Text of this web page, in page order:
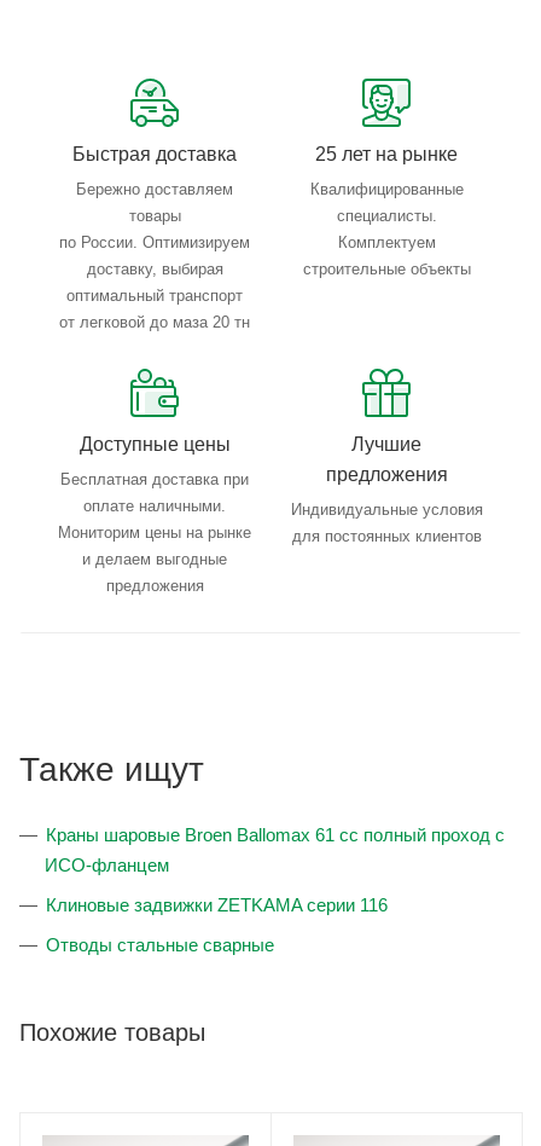
Тройной весовой контроль: въезд, погрузка, выезд
Быстрая доставка
Бережно доставляем
товары
по России. Оптимизируем
доставку, выбирая
оптимальный транспорт
от легковой до маза 20 тн
25 лет на рынке
Квалифицированные
специалисты.
Комплектуем
строительные объекты
Доступные цены
Бесплатная доставка при
оплате наличными.
Мониторим цены на рынке
и делаем выгодные
предложения
Лучшие
предложения
Индивидуальные условия
для постоянных клиентов
Также ищут
Краны шаровые Broen Ballomax 61 сс полный проход с
ИСО-фланцем
Клиновые задвижки ZETKAMA серии 116
Отводы стальные сварные
Похожие товары